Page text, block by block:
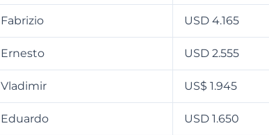
Fabrizio USD 4.165
Ernesto USD 2.555
Vladimir US$ 1.945
Eduardo USD 1.650